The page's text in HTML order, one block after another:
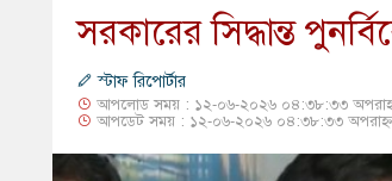
সরকারের সিদ্ধান্ত
স্টাফ রিপোর্টার
আপলোড সময় : ১২-০৬-২০২৬ ০৪:৩৮:৩৩
আপডেট সময় : ১২-০৬-২০২৬ ০৪:৩৮:৩৩ অপরাহ্ন